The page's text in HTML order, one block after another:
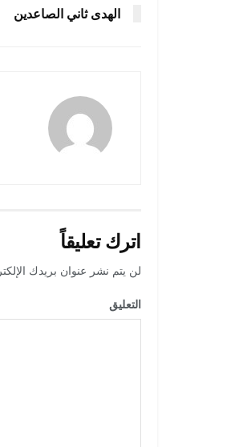
الهدى ثاني الصاعدين
اترك تعليقاً
لن يتم نشر عنوان بريدك
التعليق